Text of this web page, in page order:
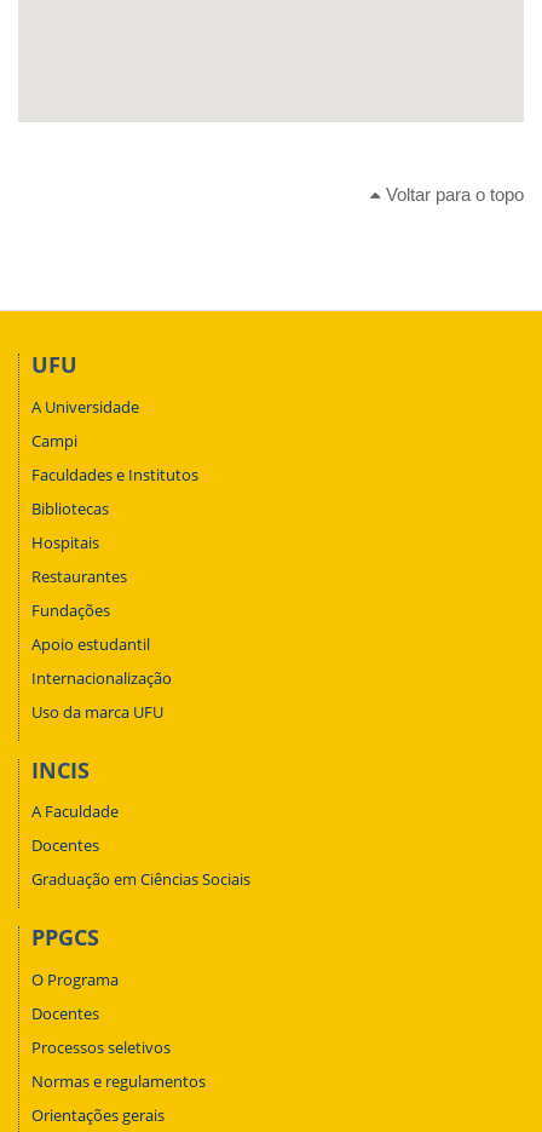
Voltar para o topo
UFU
A Universidade
Campi
Faculdades e Institutos
Bibliotecas
Hospitais
Restaurantes
Fundações
Apoio estudantil
Internacionalização
Uso da marca UFU
INCIS
A Faculdade
Docentes
Graduação em Ciências Sociais
PPGCS
O Programa
Docentes
Processos seletivos
Normas e regulamentos
Orientações gerais